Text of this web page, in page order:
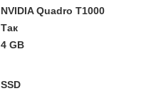
NVIDIA Quadro T1000
Так
4 GB
SSD